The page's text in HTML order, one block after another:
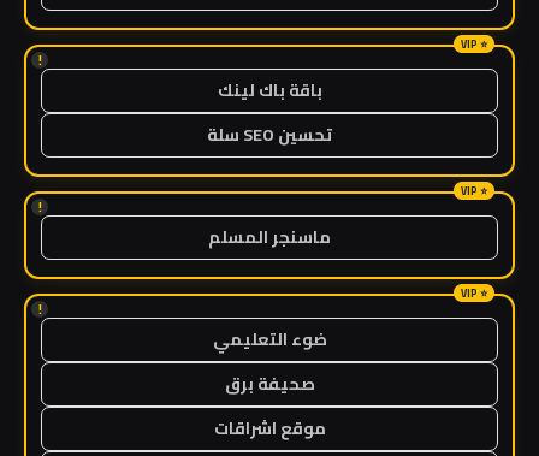
!
باقة باك لينك
تحسين SEO سلة
!
ماسنجر المسلم
!
ضوء التعليمي
صحيفة برق
موقع اشراقات